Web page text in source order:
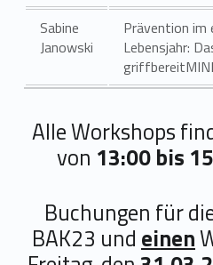
Sabine
Janowski
Prävention im
Lebensjahr:
griffbereitMINI
Alle Workshops
von 13:00 bis
Buchungen für
BAK23 und einen